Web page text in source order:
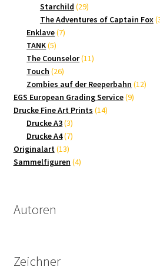
Produkte
Starchild 2929
Produkte
The Adventures of Captain Fox
Enklave 77
TANK 55
Produkte
The Counselor 1111
Touch 2626
Produkte
Zombies auf der Reeperbahn 1212
EGS European Grading Service 99
Drucke Fine Art Prints 1414
Drucke A3 33
Produkte
Drucke A4 77
Originalart 1313
Produkte
Sammelfiguren 44
Autoren
Zeichner